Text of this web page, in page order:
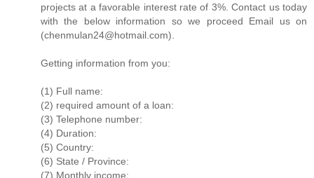
projects at a favorable interest rate of 3%. Contact us today
with the below information so we proceed Email us on
(chenmulan24@hotmail.com).
Getting information from you:
(1) Full name:
(2) required amount of a loan:
(3) Telephone number:
(4) Duration:
(5) Country:
(6) State / Province:
(7) Monthly income: